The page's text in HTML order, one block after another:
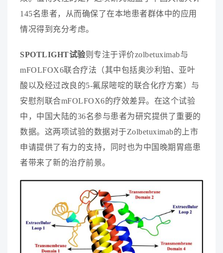
145名患者， 从而确保 了在本地患者群体中的应用
情况得到 充分考虑。
SPOTLIGHT试验则 专注于评价zolbetuximab与
mFOLFOX6联合疗法 （其中包括奥沙利 铂 、 亚叶
酸以及经过改 良 的5-氟尿嘧啶的联合化疗方案） 与
安慰剂 联合mFOLFOX6的疗效差异。 在这个试验
中 ， 中 国 大 陆的36名参与患者为研究提供 了 重要的
数据。 这两项试验的数据对于Zolbetuximab的上市
申请提供 了 有力 的支持， 同 时也为中 国 晚期 胃癌患
者带来 了新的治疗前景。